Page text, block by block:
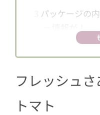
パッケージの
フレッシュ
トマト